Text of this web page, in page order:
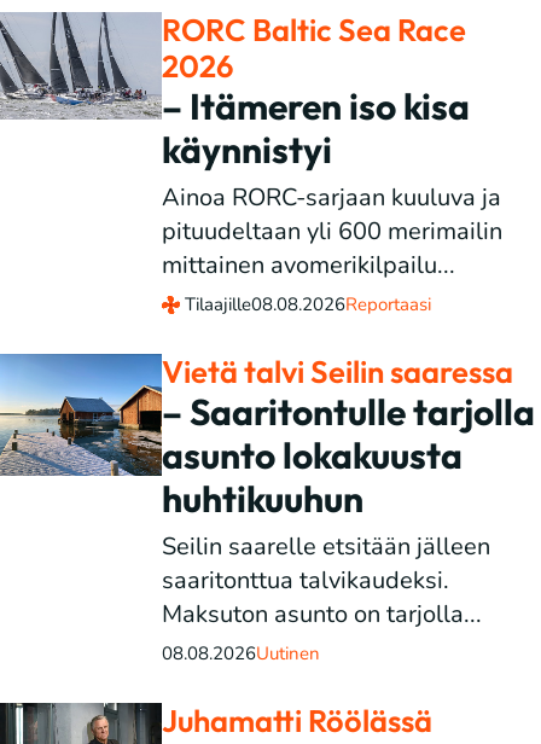
RORC Baltic Sea Race
2026
– Itämeren iso kisa
käynnistyi
Ainoa RORC-sarjaan kuuluva ja
pituudeltaan yli 600 merimailin
mittainen avomerikilpailu...
Tilaajille08.08.2026Reportaasi
Vietä talvi Seilin saaressa
– Saaritontulle tarjolla
asunto lokakuusta
huhtikuuhun
Seilin saarelle etsitään jälleen
saaritonttua talvikaudeksi.
Maksuton asunto on tarjolla...
08.08.2026Uutinen
Juhamatti Röölässä